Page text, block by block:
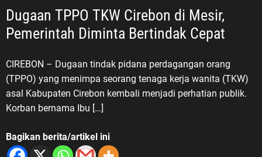
Dugaan TPPO TKW Cirebon di Mesir,
Pemerintah Diminta Bertindak Cepat
CIREBON – Dugaan tindak pidana perdagangan orang
(TPPO) yang menimpa seorang tenaga kerja wanita (TKW)
asal Kabupaten Cirebon kembali menjadi perhatian publik.
Korban bernama Ibu […]
Bagikan berita/artikel ini